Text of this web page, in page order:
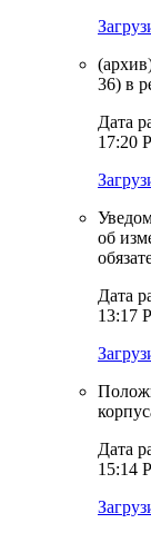
36) в
Дата
17:20
об
Дата
13:17
Дата
15:14